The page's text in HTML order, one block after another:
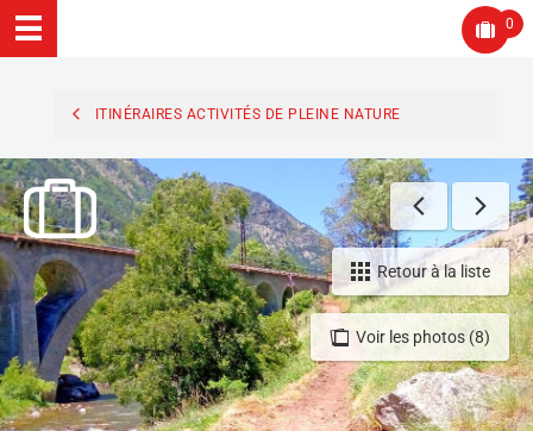
0
ITINÉRAIRES ACTIVITÉS DE PLEINE NATURE
Voir les photos (8)
Retour à la liste